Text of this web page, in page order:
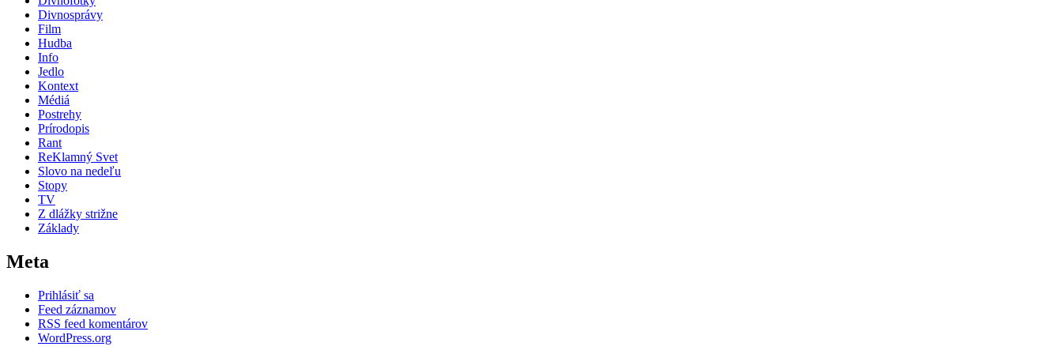
Divnosprávy
Film
Hudba
Info
Jedlo
Kontext
Médiá
Postrehy
Prírodopis
Rant
ReKlamný Svet
Slovo na nedeľu
Stopy
TV
Z dlážky strižne
Základy
Meta
Prihlásiť sa
Feed záznamov
RSS feed komentárov
WordPress.org